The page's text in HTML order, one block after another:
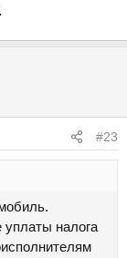
#23
налога